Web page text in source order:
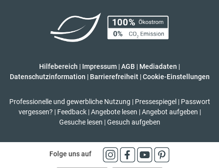
Hilfebereich | Impressum |AGB | Mediadaten |
Datenschutzinformation | Barrierefreiheit | Cookie-Einstellungen
Professionelle und gewerbliche Nutzung | Pressespiegel | Passwort
vergessen? | Feedback | Angebote lesen | Angebot aufgeben |
Gesuche lesen | Gesuch aufgeben
Folge uns auf